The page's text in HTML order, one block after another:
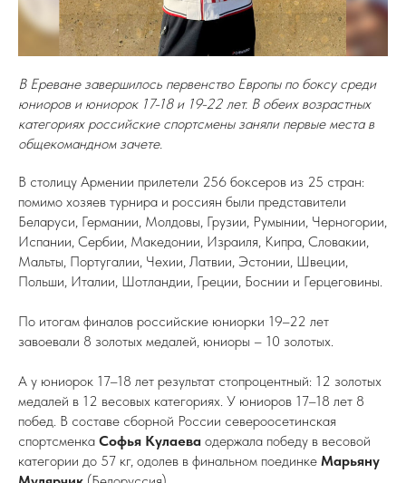
В Ереване завершилось первенство Европы по боксу среди
юниоров и юниорок 17-18 и 19-22 лет. В обеих возрастных
категориях российские спортсмены заняли первые места в
общекомандном зачете.
В столицу Армении прилетели 256 боксеров из 25 стран:
помимо хозяев турнира и россиян были представители
Беларуси, Германии, Молдовы, Грузии, Румынии, Черногории,
Испании, Сербии, Македонии, Израиля, Кипра, Словакии,
Мальты, Португалии, Чехии, Латвии, Эстонии, Швеции,
Польши, Италии, Шотландии, Греции, Боснии и Герцеговины.
По итогам финалов российские юниорки 19–22 лет
завоевали 8 золотых медалей, юниоры – 10 золотых.
А у юниорок 17–18 лет результат стопроцентный: 12 золотых
медалей в 12 весовых категориях. У юниоров 17–18 лет 8
побед. В составе сборной России североосетинская
спортсменка Софья Кулаева одержала победу в весовой
категории до 57 кг, одолев в финальном поединке Марьяну